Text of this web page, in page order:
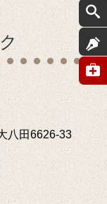
八田6626-33